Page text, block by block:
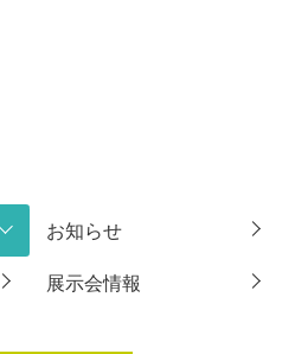
お知らせ
展示会情報